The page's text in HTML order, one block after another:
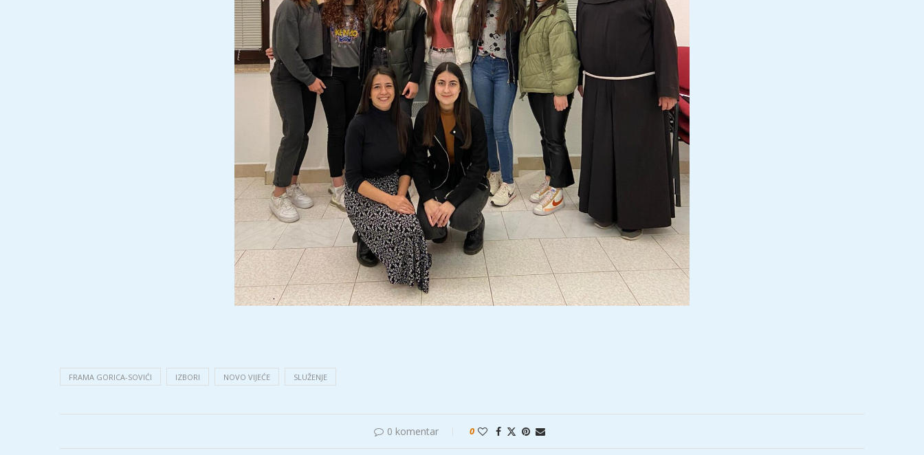
FRAMA GORICA-SOVIĆI IZBORI NOVO VIJEĆE SLUŽENJE
0 komentar 0